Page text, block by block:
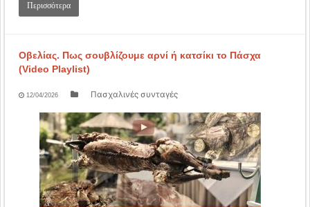
Περισσότερα
Οβελίας. Πως σουβλίζουμε αρνί ή κατσίκι το Πάσχα
(Video Playlist)
12/04/2026 Πασχαλινές συνταγές